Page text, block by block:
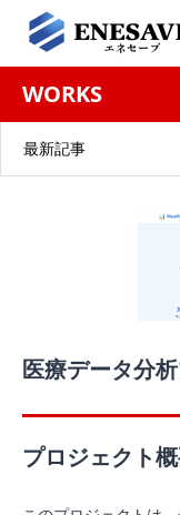
WORKS
最新記事
医療データ分
プロジェクト